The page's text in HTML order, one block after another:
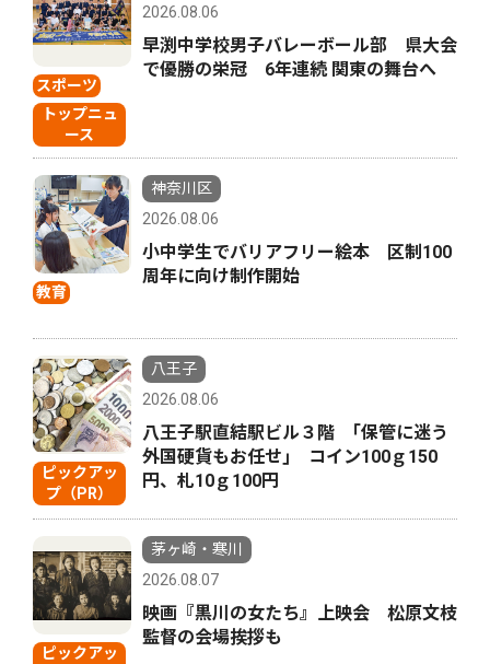
スポーツ
トップニュ
ース
2026.08.06
早渕中学校男子バレーボール部 県大会
で優勝の栄冠 6年連続 関東の舞台へ
教育
神奈川区
2026.08.06
小中学生でバリアフリー絵本 区制100
周年に向け制作開始
ピックアッ
プ（PR）
八王子
2026.08.06
八王子駅直結駅ビル３階 ｢保管に迷う
外国硬貨もお任せ｣ コイン100ｇ150
円、札10ｇ100円
ピックアッ
茅ヶ崎・寒川
2026.08.07
映画『黒川の女たち』上映会 松原文枝
監督の会場挨拶も